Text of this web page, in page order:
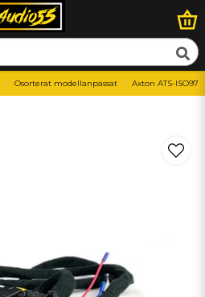
Osorterat modellanpassat Axton ATS-ISO97